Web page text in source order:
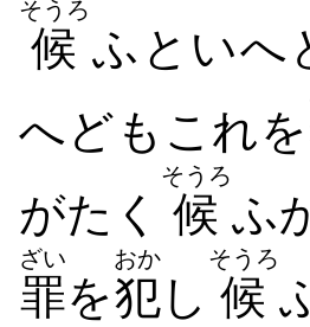
候
そうろ
ふといへ
へどもこれを
がたく 候
そうろ
ふ
罪
ざい
を犯
おか
し 候
そうろ